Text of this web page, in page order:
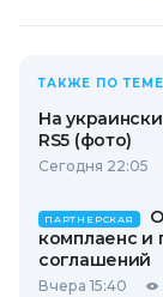
ТАКЖЕ ПО ТЕМЕ
На
RS5 (фото)
Сегодня 22:05
ПАРТНЕРСКАЯ
комплаенс и
соглашений
Вчера 15:40